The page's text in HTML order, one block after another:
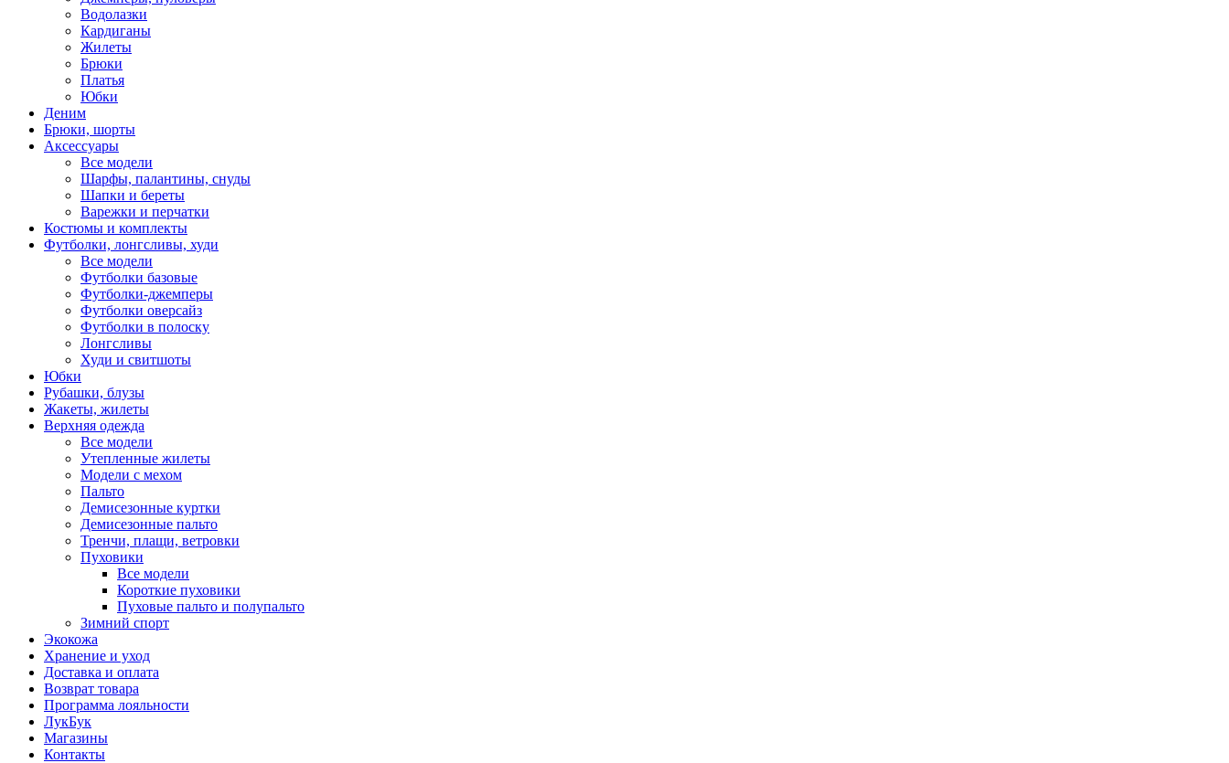
Водолазки
Кардиганы
Жилеты
Брюки
Платья
Юбки
Деним
Брюки, шорты
Аксессуары
Все модели
Шарфы, палантины, снуды
Шапки и береты
Варежки и перчатки
Костюмы и комплекты
Футболки, лонгсливы, худи
Все модели
Футболки базовые
Футболки-джемперы
Футболки оверсайз
Футболки в полоску
Лонгсливы
Худи и свитшоты
Юбки
Рубашки, блузы
Жакеты, жилеты
Верхняя одежда
Все модели
Утепленные жилеты
Модели с мехом
Пальто
Демисезонные куртки
Демисезонные пальто
Тренчи, плащи, ветровки
Пуховики
Все модели
Короткие пуховики
Пуховые пальто и полупальто
Зимний спорт
Экокожа
Хранение и уход
Доставка и оплата
Возврат товара
Программа лояльности
ЛукБук
Магазины
Контакты